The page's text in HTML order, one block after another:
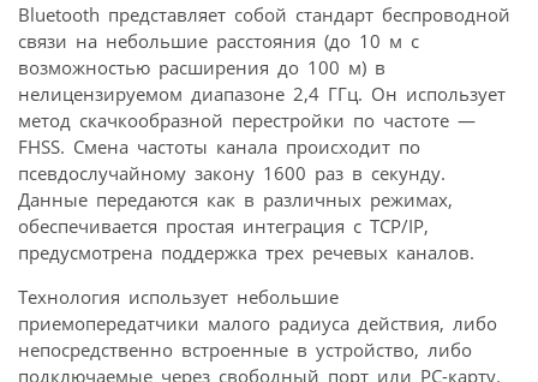
Bluetooth представляет собой стандарт беспроводной
связи на небольшие расстояния (до 10 м с
возможностью расширения до 100 м) в
нелицензируемом диапазоне 2,4 ГГц. Он использует
метод скачкообразной перестройки по частоте —
FHSS. Смена частоты канала происходит по
псевдослучайному закону 1600 раз в секунду.
Данные передаются как в различных режимах,
обеспечивается простая интеграция с TCP/IP,
предусмотрена поддержка трех речевых каналов.
Технология использует небольшие
приемопередатчики малого радиуса действия, либо
непосредственно встроенные в устройство, либо
подключаемые через свободный порт или PC-карту.